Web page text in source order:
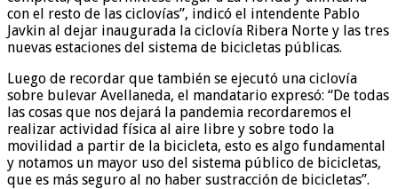
con el resto de las ciclovías”, indicó el intendente Pablo
Javkin al dejar inaugurada la ciclovía Ribera Norte y las tres
nuevas estaciones del sistema de bicicletas públicas.
Luego de recordar que también se ejecutó una ciclovía
sobre bulevar Avellaneda, el mandatario expresó: “De todas
las cosas que nos dejará la pandemia recordaremos el
realizar actividad física al aire libre y sobre todo la
movilidad a partir de la bicicleta, esto es algo fundamental
y notamos un mayor uso del sistema público de bicicletas,
que es más seguro al no haber sustracción de bicicletas”.